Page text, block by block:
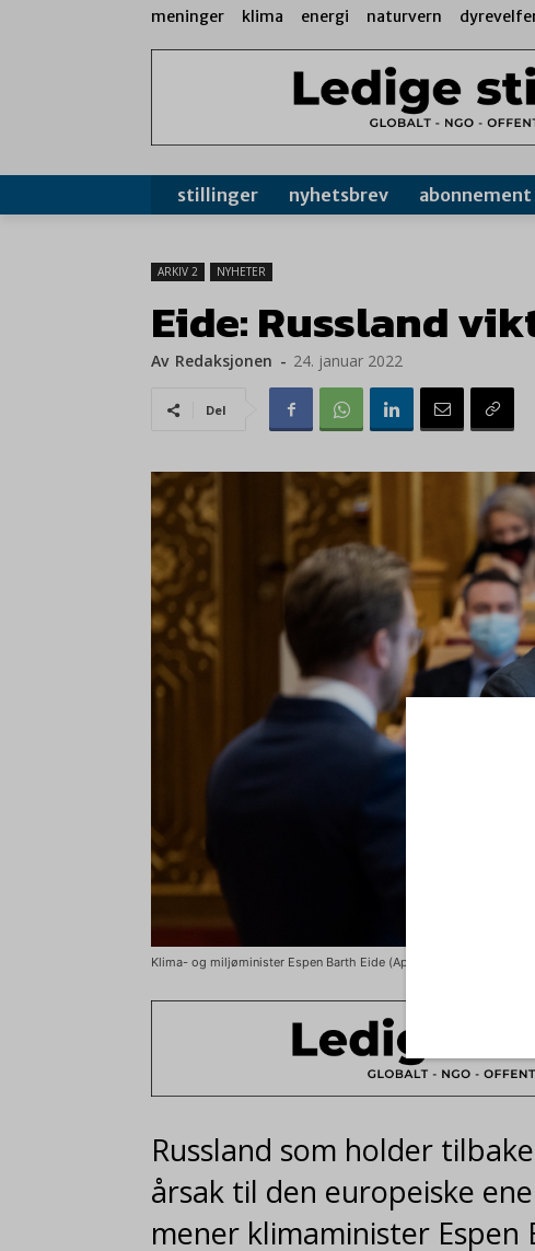
meninger klima energi naturvern
stillinger nyhetsbrev abonnement
ARKIV 2 NYHETER
Eide: Russland
Av Redaksjonen - 24. januar 2022
Del
Klima- og miljøminister Espen Barth Eide (Ap) Foto: Stortinget /
Russland som holder
årsak til den europeiske
mener klimaminister Espen